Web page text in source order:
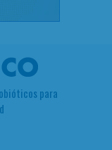
para